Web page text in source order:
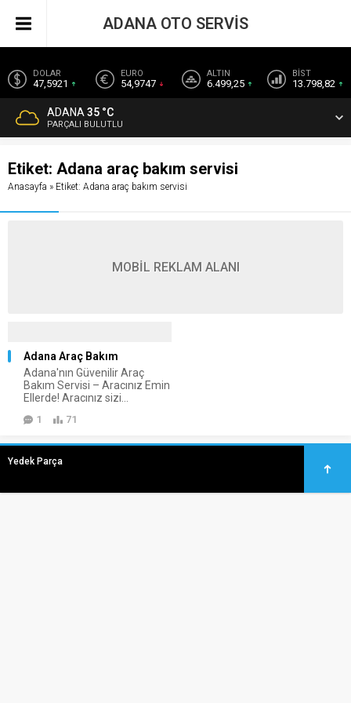
DOLAR
47,5921
EURO
54,9747
ALTIN
6.499,25
BİST
13.798,82
ADANA 35 °C
PARÇALI BULUTLU
ADANA OTO SERVİS
Etiket: Adana araç bakım servisi
Anasayfa » Etiket: Adana araç bakım servisi
MOBİL REKLAM ALANI
Adana Araç Bakım
Adana'nın Güvenilir Araç
Bakım Servisi – Aracınız Emin
Ellerde! Aracınız sizi...
1 71
Yedek Parça